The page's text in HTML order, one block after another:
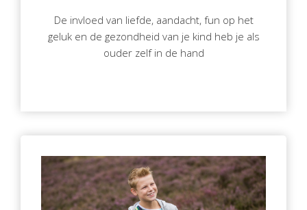
De invloed van liefde, aandacht, fun op het
geluk en de gezondheid van je kind heb je als
ouder zelf in de hand